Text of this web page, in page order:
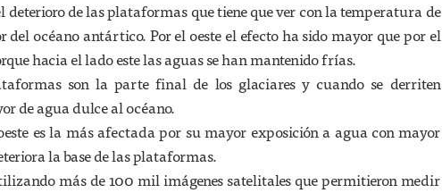
deterioro de las plataformas que tiene que ver con la temperatura de
del océano antártico. Por el oeste el efecto ha sido mayor que por el
hacia el lado este las aguas se han mantenido frías.
son la parte final de los glaciares y cuando se derriten
de agua dulce al océano.
es la más afectada por su mayor exposición a agua con mayor
la base de las plataformas.
más de 100 mil imágenes satelitales que permitieron medir